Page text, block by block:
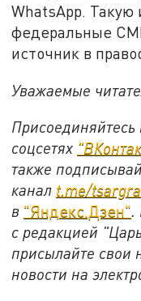
WhatsApp.
федеральные
источник в
Уважаемые
Присоединяйтесь
соцсетях
также
канал t.me/
в "Яндекс.Дзен".
с редакцией
присылайте свои
новости на